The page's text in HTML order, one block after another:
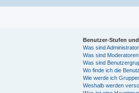
Benutzer-Stufen
Was sind
Was sind
Was sind
Wo finde ich die
Wie werde ich
Weshalb werden